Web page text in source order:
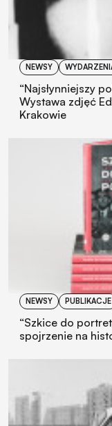
NEWSY
“Najsłynniejszy
Wystawa zdjęć
Krakowie
NEWSY PUBLIKACJE
“Szkice do
spojrzenie na